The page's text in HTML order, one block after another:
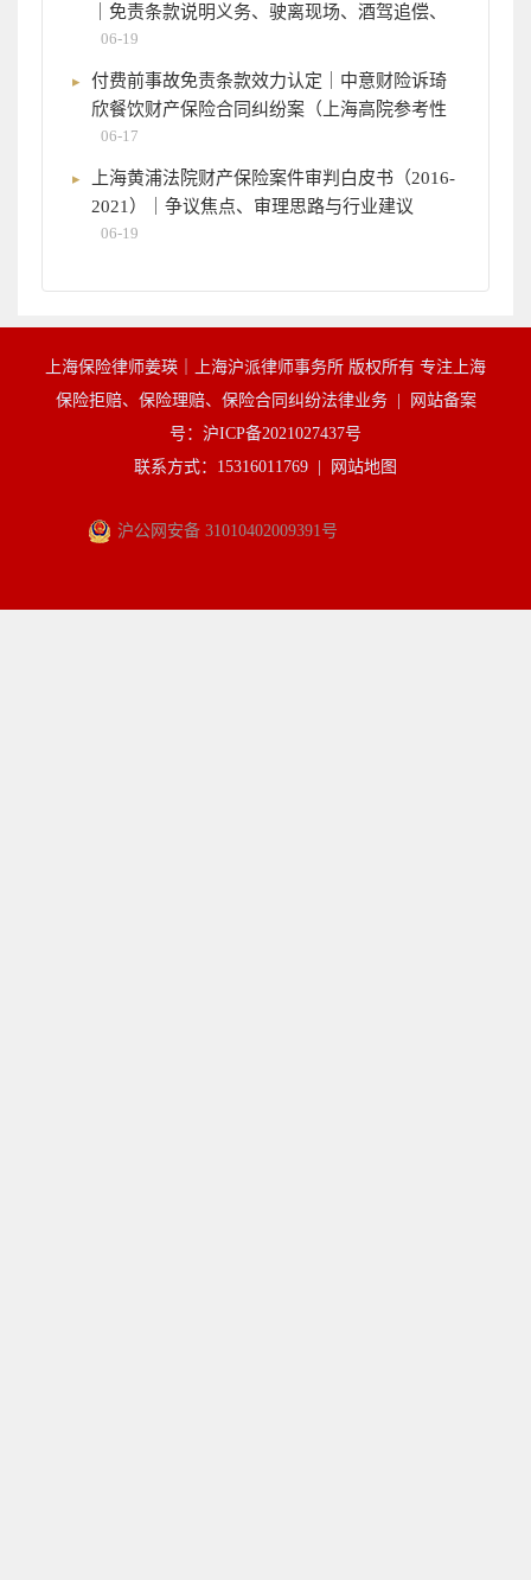
｜免责条款说明义务、驶离现场、酒驾追偿、
06-19
付费前事故免责条款效力认定｜中意财险诉琦
欣餐饮财产保险合同纠纷案（上海高院参考性
06-17
上海黄浦法院财产保险案件审判白皮书（2016-
2021）｜争议焦点、审理思路与行业建议
06-19
上海保险律师姜瑛｜上海沪派律师事务所 版权所有 专注上海
保险拒赔、保险理赔、保险合同纠纷法律业务 |
网站备案
号：沪ICP备2021027437号
联系方式：15316011769 |
网站地图
沪公网安备 31010402009391号